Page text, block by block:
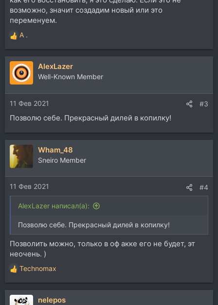
возможно, значит создадим новый или это
переменуем.
Р
е
а
к
ц
и
и
:
A .
AlexLazer
Well-Known Member
11 Фев 2021 #3
Позволю себе. Прекрасный дилей в копилку!
Wham_48
Sneiro Member
11 Фев 2021 #4
AlexLazer написал(а):
Позволю себе. Прекрасный дилей в копилку!
Позволить можно, только в оф акке его не будет, эт
неочень. )
Р
е
а
Technomax
nelepos